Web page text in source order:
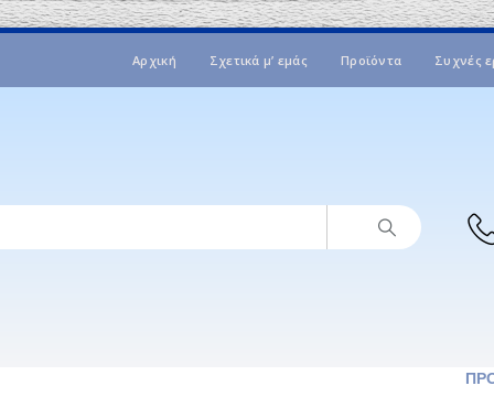
Αρχική Σχετικά μ’ εμάς Προϊόντα Συχνές